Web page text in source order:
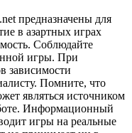
предназначены для
в азартных играх
Соблюдайте
игры. При
зависимости
Помните, что
являться источником
Информационный
игры на реальные